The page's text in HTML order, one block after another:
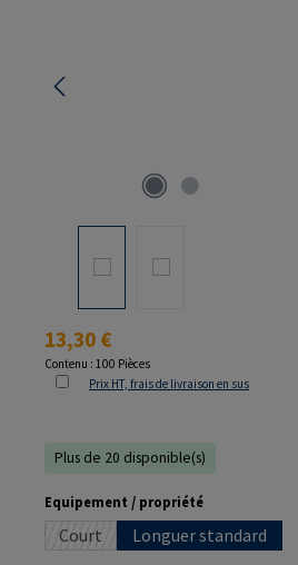
Prix régulier :
13,30 €
Contenu : 100 Pièces
Prix HT, frais de livraison en sus
Plus de 20 disponible(s)
Sélectionnez
Equipement / propriété
Court(Cette option n'est pas
Longuer standard